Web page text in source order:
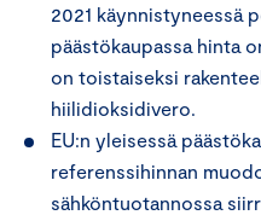
2021 käynnistyneessä
päästökaupassa hinta
on toistaiseksi
hiilidioksidivero.
EU:n yleisessä
referenssihinnan
sähköntuotannossa